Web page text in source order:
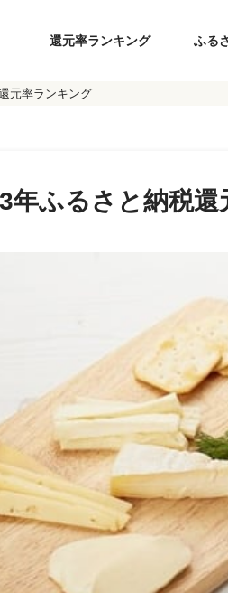
還元率ランキング ふる
元率ランキング
年ふるさと納税還